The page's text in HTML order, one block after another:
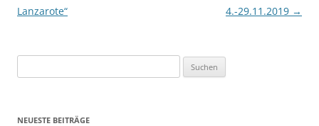
Lanzarote“
4.-29.11.2019 →
nach:
NEUESTE BEITRÄGE